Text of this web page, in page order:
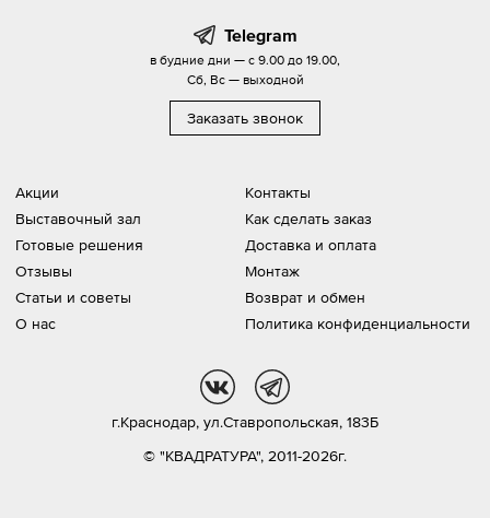
Акции
Выставочный зал
Готовые решения
Отзывы
Статьи и советы
О нас
Контакты
Как сделать заказ
Доставка и оплата
Монтаж
Возврат и обмен
Политика конфиденциальности
Telegram
в будние дни — с 9.00 до 19.00,
Сб, Вс — выходной
Заказать звонок
© "КВАДРАТУРА", 2011-2026г.
г.Краснодар, ул.Ставропольская, 183Б
vk